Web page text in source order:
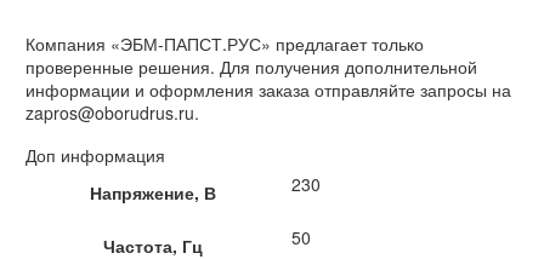
Компания «ЭБМ-ПАПСТ.РУС» предлагает только
проверенные решения. Для получения дополнительной
информации и оформления заказа отправляйте запросы на
zapros@oborudrus.ru.
Доп информация
Напряжение, В
230
Частота, Гц 50